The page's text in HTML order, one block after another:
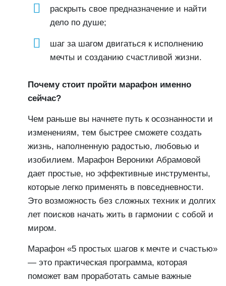
раскрыть свое предназначение и найти
дело по душе;
шаг за шагом двигаться к исполнению
мечты и созданию счастливой жизни.
Почему стоит пройти марафон именно
сейчас?
Чем раньше вы начнете путь к осознанности и
изменениям, тем быстрее сможете создать
жизнь, наполненную радостью, любовью и
изобилием. Марафон Вероники Абрамовой
дает простые, но эффективные инструменты,
которые легко применять в повседневности.
Это возможность без сложных техник и долгих
лет поисков начать жить в гармонии с собой и
миром.
Марафон «5 простых шагов к мечте и счастью»
— это практическая программа, которая
поможет вам проработать самые важные